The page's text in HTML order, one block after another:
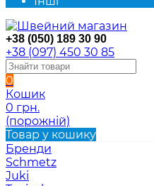
+38 (050) 189 30 90
+38 (097) 450 30 85
0
Кошик
0 грн.
(порожній)
Товар у кошику
Бренди
Schmetz
Juki